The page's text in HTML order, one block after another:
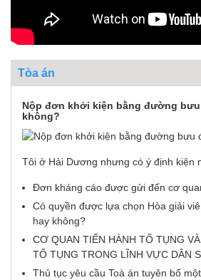
Tòa án
Nộp đơn khởi kiện bằng đường
không?
Tôi ở Hải Dương nhưng có ý định kiện
Đơn kháng cáo được gửi đến cơ
Có quyền được lựa chọn Hòa giải
hay không?
CƠ QUAN TIẾN HÀNH TỐ TỤNG
TỐ TỤNG TRONG LĨNH VỰC DÂN
Thủ tục yêu cầu Toà án tuyên bố